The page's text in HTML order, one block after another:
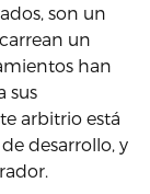
son un
un
han
sus
arbitrio está
desarrollo, y